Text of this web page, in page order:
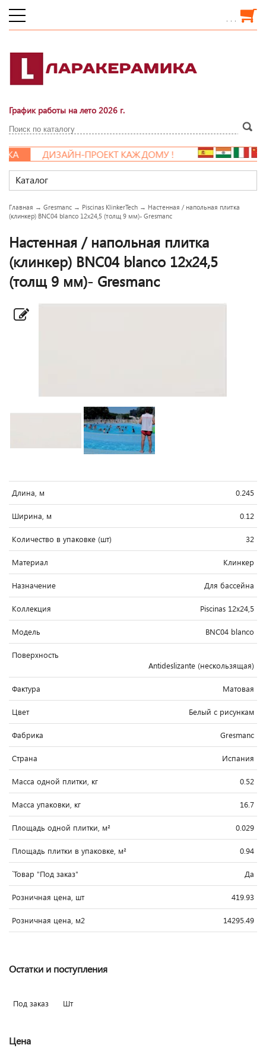
. . .
График работы на лето 2026 г.
ДИЗАЙН-ПРОЕКТ КАЖДОМУ !
Каталог
Главная → Gresmanc → Piscinas KlinkerTech → Настенная / напольная плитка
(клинкер) BNC04 blanco 12x24,5 (толщ 9 мм)- Gresmanc
Настенная / напольная плитка
(клинкер) BNC04 blanco 12x24,5
(толщ 9 мм)- Gresmanc
Длина, м 0.245
Ширина, м 0.12
Количество в упаковке (шт) 32
Материал Клинкер
Назначение Для бассейна
Коллекция Piscinas 12x24,5
Модель BNC04 blanco
Поверхность
Antideslizante (нескользящая)
Фактура Матовая
Цвет Белый c рисункам
Фабрика Gresmanc
Страна Испания
Масса одной плитки, кг 0.52
Масса упаковки, кг 16.7
Площадь одной плитки, м² 0.029
Площадь плитки в упаковке, м² 0.94
`Товар "Под заказ" Да
Розничная цена, шт 419.93
Розничная цена, м2 14295.49
Остатки и поступления
Под заказ Шт
Цена